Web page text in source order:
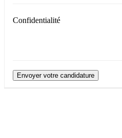
Confidentialité